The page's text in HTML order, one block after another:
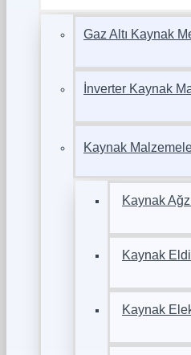
Gaz Altı Kaynak
İnverter Kaynak
Kaynak
Kaynak
Kaynak
Kaynak